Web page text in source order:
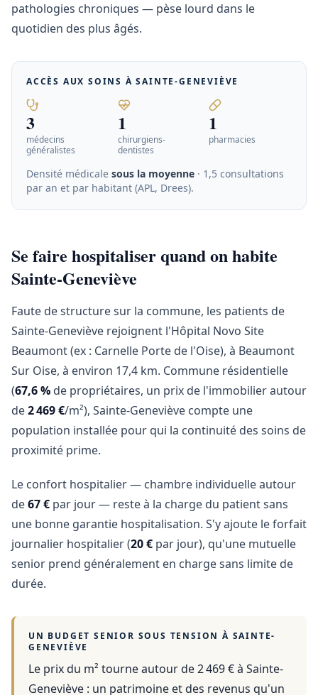
pathologies chroniques — pèse lourd dans le
quotidien des plus âgés.
ACCÈS AUX SOINS ÀSAINTE-GENEVIÈVE
3
médecins
généralistes
1
chirurgiens-
dentistes
1
pharmacies
Densité médicale sous la moyenne · 1,5 consultations
par an et par habitant (APL, Drees).
Se faire hospitaliser quand on habite
Sainte-Geneviève
Faute de structure sur la commune, les patients de
Sainte-Geneviève rejoignent l'Hôpital Novo Site
Beaumont (ex : Carnelle Porte de l'Oise), à Beaumont
Sur Oise, à environ 17,4 km. Commune résidentielle
(67,6 % de propriétaires, un prix de l'immobilier autour
de2 469 €/m²), Sainte-Geneviève compte une
population installée pour qui la continuité des soins de
proximité prime.
Le confort hospitalier — chambre individuelle autour
de67 € par jour — reste à la charge du patient sans
une bonne garantie hospitalisation. S'y ajoute le forfait
journalier hospitalier (20 € par jour), qu'une mutuelle
senior prend généralement en charge sans limite de
durée.
UN BUDGET SENIOR SOUS TENSION À SAINTE-
GENEVIÈVE
Le prix du m² tourne autour de 2 469 €à Sainte-
Geneviève : un patrimoine et des revenus qu'un